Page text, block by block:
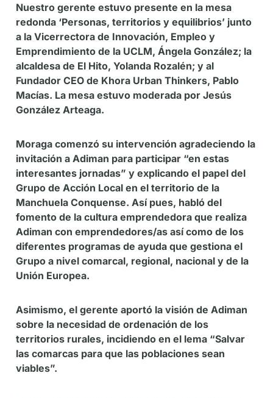
Nuestro gerente estuvo presente en la mesa
redonda ‘Personas, territorios y equilibrios’ junto
a la Vicerrectora de Innovación, Empleo y
Emprendimiento de la UCLM, Ángela González; la
alcaldesa de El Hito, Yolanda Rozalén; y al
Fundador CEO de Khora Urban Thinkers, Pablo
Macías. La mesa estuvo moderada por Jesús
González Arteaga.
Moraga comenzó su intervención agradeciendo la
invitación a Adiman para participar “en estas
interesantes jornadas” y explicando el papel del
Grupo de Acción Local en el territorio de la
Manchuela Conquense. Así pues, habló del
fomento de la cultura emprendedora que realiza
Adiman con emprendedores/as así como de los
diferentes programas de ayuda que gestiona el
Grupo a nivel comarcal, regional, nacional y de la
Unión Europea.
Asimismo, el gerente aportó la visión de Adiman
sobre la necesidad de ordenación de los
territorios rurales, incidiendo en el lema “Salvar
las comarcas para que las poblaciones sean
viables”.